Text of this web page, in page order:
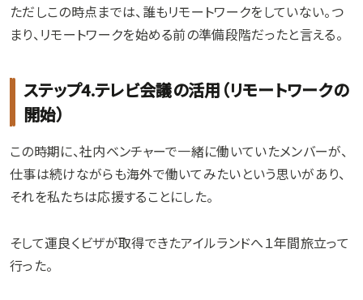
ただしこの時点までは、誰もリモートワークをしていない。つ
まり、リモートワークを始める前の準備段階だったと言える。
ステップ4.テレビ会議の活用（リモートワークの
開始）
この時期に、社内ベンチャーで一緒に働いていたメンバーが、
仕事は続けながらも海外で働いてみたいという思いがあり、
それを私たちは応援することにした。
そして運良くビザが取得できたアイルランドへ１年間旅立って
行った。